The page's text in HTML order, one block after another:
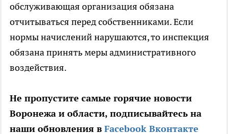
обслуживающая организация обязана
отчитываться перед собственниками. Если
нормы начислений нарушаются, то инспекция
обязана принять меры административного
воздействия.
Не пропустите самые горячие новости
Воронежа и области, подписывайтесь на
наши обновления в Facebook Вконтакте